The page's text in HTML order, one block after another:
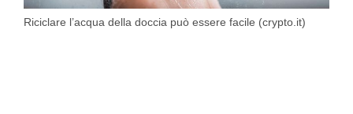
Riciclare l’acqua della doccia può essere facile (crypto.it)